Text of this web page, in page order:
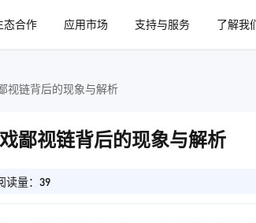
态合作 应用市场 支持与服务
了解我
视链背后的现象与解析
鄙视链背后的现象与解析
读量：39